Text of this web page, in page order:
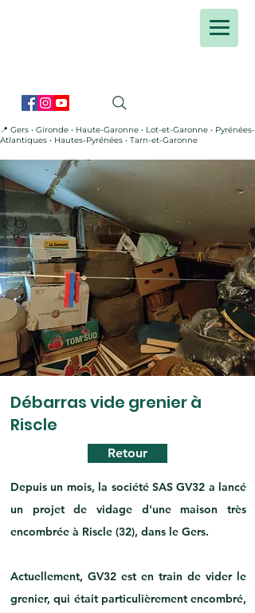
📍 Gers • Gironde • Haute-Garonne • Lot-et-Garonne • Pyrénées-
Atlantiques • Hautes-Pyrénées • Tarn-et-Garonne
Débarras vide grenier à
Riscle
Retour
Depuis un mois, la société SAS GV32 a lancé
un projet de vidage d'une maison très
encombrée à Riscle (32), dans le Gers.
Actuellement, GV32 est en train de vider le
grenier, qui était particulièrement encombré,